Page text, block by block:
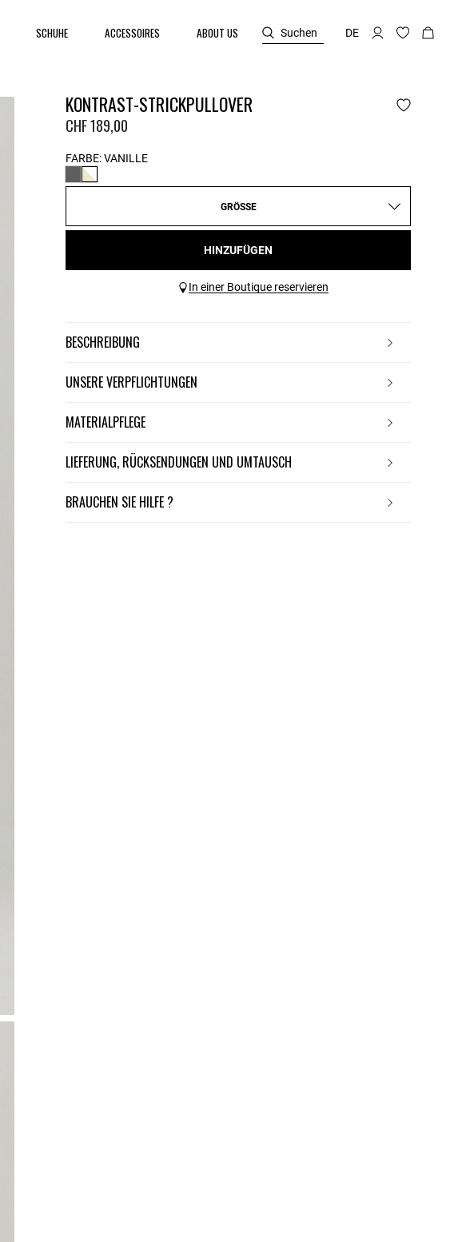
SCHUHE ACCESSOIRES ABOUT US Suchen DE
KONTRAST-STRICKPULLOVER
CHF 189,00
FARBE:VANILLE
GRÖSSE
HINZUFÜGEN
In einer Boutique reservieren
BESCHREIBUNG
UNSERE VERPFLICHTUNGEN
MATERIALPFLEGE
LIEFERUNG, RÜCKSENDUNGEN UND UMTAUSCH
BRAUCHEN SIE HILFE ?